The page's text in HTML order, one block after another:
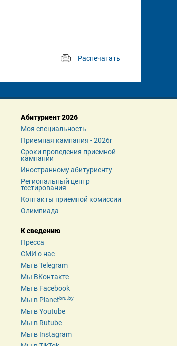
Распечатать
Абитуриент 2026
Моя специальность
Приемная кампания - 2026r
Сроки проведения приемной
кампании
Иностранному абитуриенту
Региональный центр
тестирования
Контакты приемной комиссии
Олимпиада
К сведению
Пресса
СМИ о нас
Мы в Telegram
Мы ВКонтакте
Мы в Facebook
Мы в Planetbru.by
Мы в Youtube
Мы в Rutube
Мы в Instagram